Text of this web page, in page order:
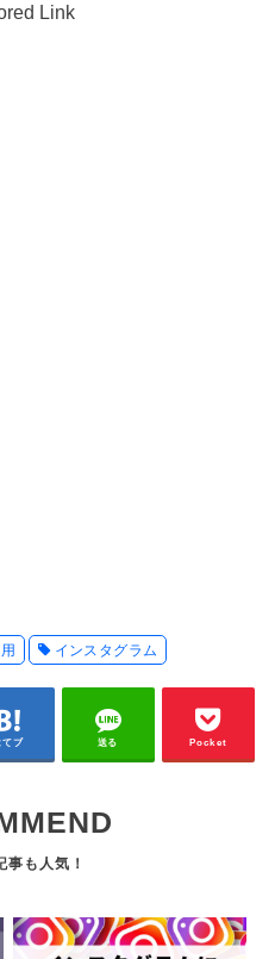
Link
インスタグラム
てブ 送る Pocket